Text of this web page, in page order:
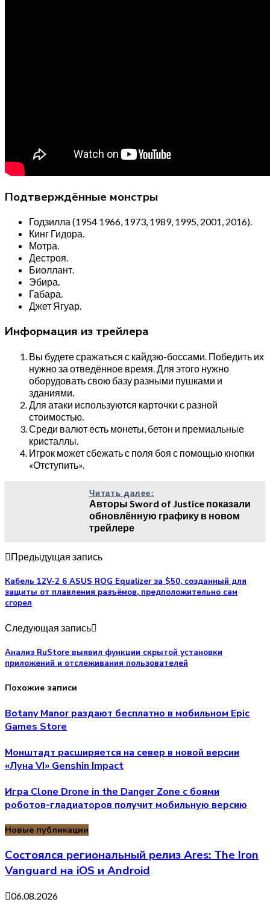
Подтверждённые монстры
Годзилла (1954 1966, 1973, 1989, 1995, 2001, 2016).
Кинг Гидора.
Мотра.
Дестроя.
Биоллант.
Эбира.
Габара.
Джет Ягуар.
Информация из трейлера
Вы будете сражаться с кайдзю-боссами. Победить их
нужно за отведённое время. Для этого нужно
оборудовать свою базу разными пушками и
зданиями.
Для атаки используются карточки с разной
стоимостью.
Среди валют есть монеты, бетон и премиальные
кристаллы.
Игрок может сбежать с поля боя с помощью кнопки
«Отступить».
Читать далее:
Авторы Sword of Justice показали
обновлённую графику в новом
трейлере
Предыдущая запись
Кабель 12V-2 6 ASUS ROG Equalizer за $50, созданный для
защиты от плавления разъёмов, предположительно сам
сгорел
Следующая запись
Анализ RuStore выявил функции скрытой установки
приложений и отслеживания пользователей
Похожие записи
Botany Manor раздают бесплатно в мобильном Epic
Games Store
Монштадт расширяется на север в новой версии
«Луна VI» Genshin Impact
Игра Clone Drone in the Danger Zone с боями
роботов-гладиаторов получит мобильную версию
Новые публикации
Состоялся региональный релиз Ares: The Iron
Vanguard на iOS и Android
06.08.2026